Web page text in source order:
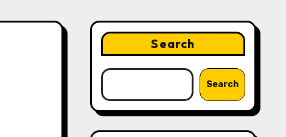
Search
Search